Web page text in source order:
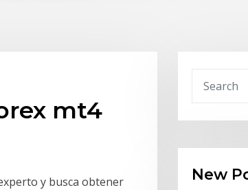
mt4
y busca obtener
New